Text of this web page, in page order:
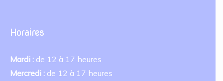
Horaires
Mardi : de 12 à 17 heures
Mercredi : de 12 à 17 heures